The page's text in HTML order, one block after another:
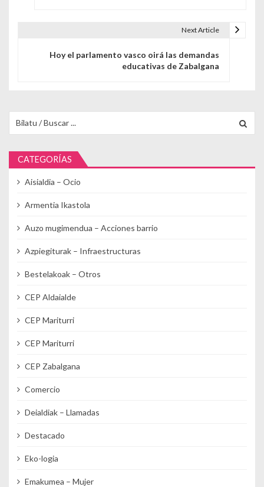
Next Article
Hoy el parlamento vasco oirá las demandas
educativas de Zabalgana
CATEGORÍAS
Aisialdia – Ocio
Armentia Ikastola
Auzo mugimendua – Acciones barrio
Azpiegiturak – Infraestructuras
Bestelakoak – Otros
CEP Aldaialde
CEP Mariturri
CEP Mariturri
CEP Zabalgana
Comercio
Deialdiak – Llamadas
Destacado
Eko-logia
Emakumea – Mujer